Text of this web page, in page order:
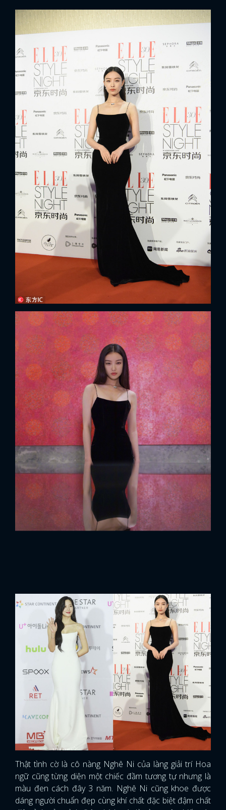
Thật tình cờ là cô nàng Nghê Ni của làng giải trí Hoa
ngữ cũng từng diện một chiếc đầm tương tự nhưng là
màu đen cách đây 3 năm. Nghê Ni cũng khoe được
dáng người chuẩn đẹp cùng khí chất đặc biệt đậm chất